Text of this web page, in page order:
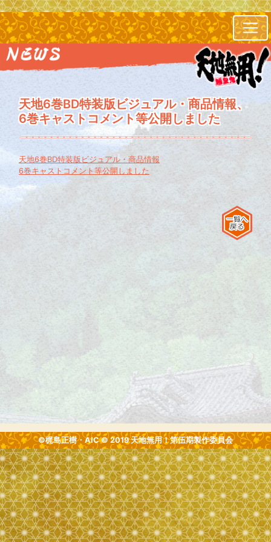
天地6巻BD特装版ビジュアル・商品情報、
6巻キャストコメント等公開しました
天地6巻BD特装版ビジュアル・商品情報
6巻キャストコメント等公開しました
©梶島正樹・AIC © 2019 天地無用！第伍期製作委員会